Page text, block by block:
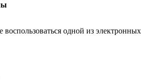
одной из электронных